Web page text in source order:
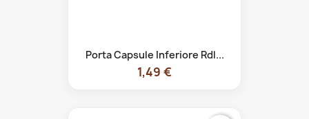
Porta Capsule Inferiore Rdl...
1,49 €